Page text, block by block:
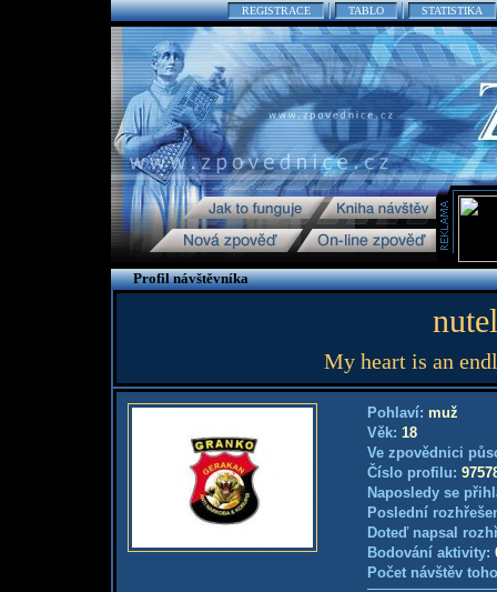
REGISTRACE TABLO STATISTIKA
Profil návštěvníka
My heart is an
Pohlaví: muž
Věk: 18
Ve zpovědnici
Číslo profilu:
Naposledy se
Poslední
Doteď napsal
Bodování aktivity:
Počet návštěv